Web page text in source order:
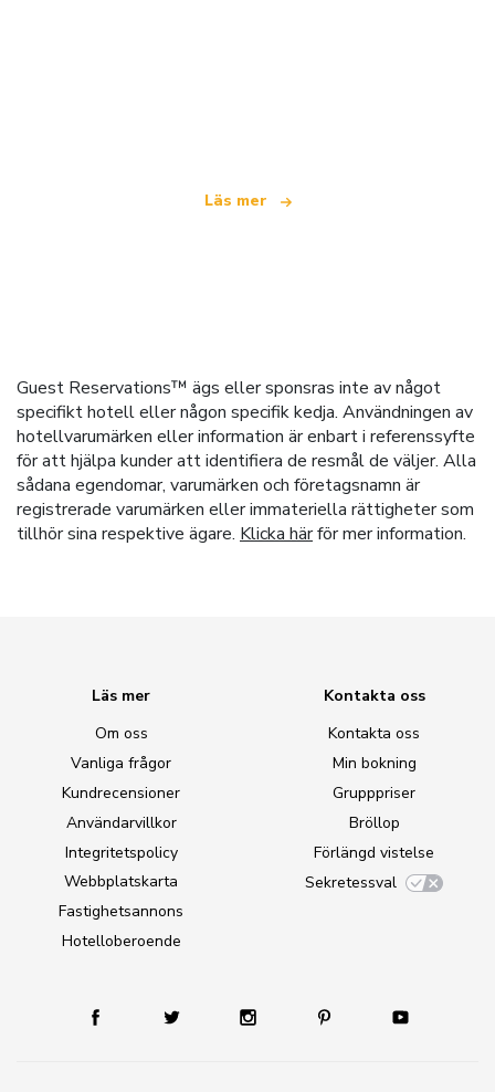
Läs mer
Guest Reservations™ ägs eller sponsras inte av något
specifikt hotell eller någon specifik kedja. Användningen av
hotellvarumärken eller information är enbart i referenssyfte
för att hjälpa kunder att identifiera de resmål de väljer. Alla
sådana egendomar, varumärken och företagsnamn är
registrerade varumärken eller immateriella rättigheter som
tillhör sina respektive ägare. Klicka härför mer information.
Läs mer
Om oss
Vanliga frågor
Kundrecensioner
Användarvillkor
Integritetspolicy
Webbplatskarta
Fastighetsannons
Hotelloberoende
Kontakta oss
Kontakta oss
Min bokning
Grupppriser
Bröllop
Förlängd vistelse
Sekretessval